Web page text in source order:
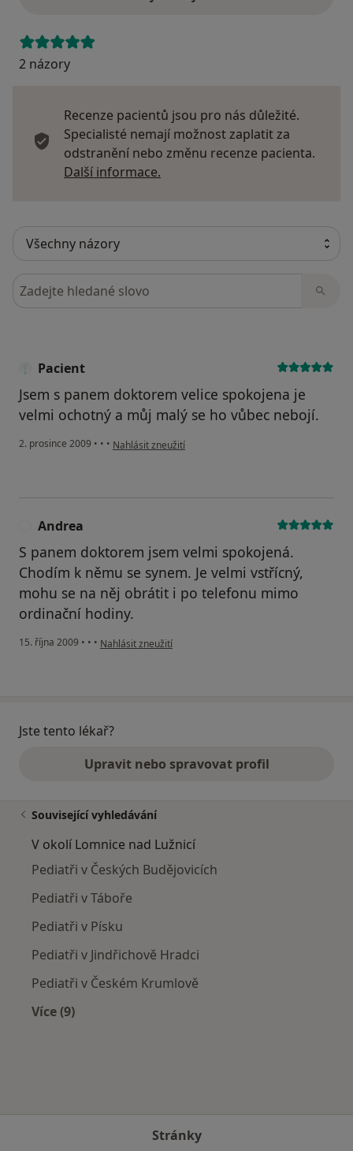
2 názory
Recenze pacientů jsou pro nás důležité.
Specialisté nemají možnost zaplatit za
odstranění nebo změnu recenze pacienta.
Další informace.
Hledejte v názorech
Pacient
Jsem s panem doktorem velice spokojena je
velmi ochotný a můj malý se ho vůbec nebojí.
2. prosince 2009 • • • podle názoru uživatele Pacient
Nahlásit zneužití
Andrea
S panem doktorem jsem velmi spokojená.
Chodím k němu se synem. Je velmi vstřícný,
mohu se na něj obrátit i po telefonu mimo
ordinační hodiny.
15. října 2009 • • • podle názoru uživatele Andrea
Nahlásit zneužití
Jste tento lékař?
Upravit nebo spravovat profil
Související vyhledávání
V okolí Lomnice nad Lužnicí
Pediatři v Českých Budějovicích
Pediatři v Táboře
Pediatři v Písku
Pediatři v Jindřichově Hradci
Pediatři v Českém Krumlově
Více (9)
Stránky